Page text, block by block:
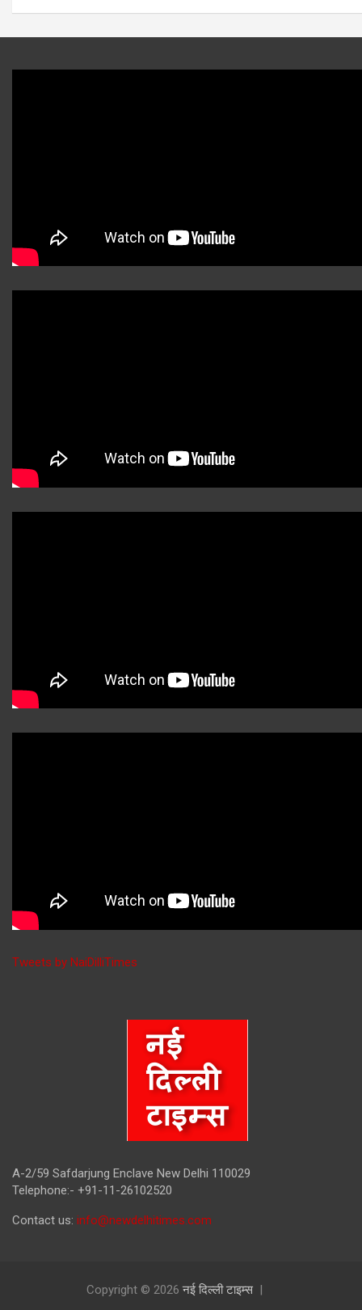
Tweets by NaiDilliTimes
A-2/59 Safdarjung Enclave New Delhi 110029
Telephone:- +91-11-26102520
Contact us: info@newdelhitimes.com
Copyright © 2026 नई दिल्ली टाइम्स